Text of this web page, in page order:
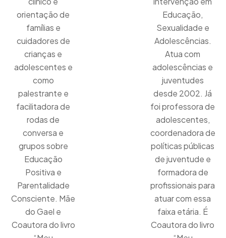
orientação de
famílias e
cuidadores de
crianças e
adolescentes e
como
palestrante e
facilitadora de
rodas de
conversa e
grupos sobre
Educação
Positiva e
Parentalidade
Consciente. Mãe
do Gael e
Coautora do livro
Educação,
Sexualidade e
Adolescências.
Atua com
adolescências e
juventudes
desde 2002. Já
foi professora de
adolescentes,
coordenadora de
políticas públicas
de juventude e
formadora de
profissionais para
atuar com essa
faixa etária. É
Coautora do livro